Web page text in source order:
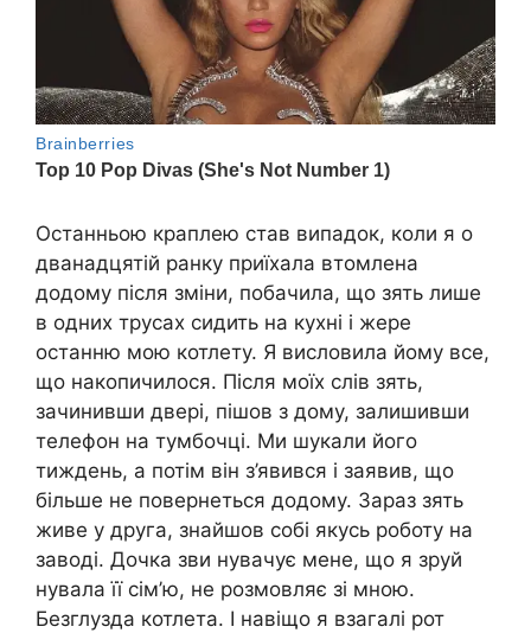
Останньою краплею став випадок, коли я о
дванадцятій ранку приїхала втомлена
додому після зміни, побачила, що зять лише
в одних трусах сидить на кухні і жере
останню мою котлету. Я висловила йому все,
що накопичилося. Після моїх слів зять,
зачинивши двері, пішов з дому, залишивши
телефон на тумбочці. Ми шукали його
тиждень, а потім він з’явився і заявив, що
більше не повернеться додому. Зараз зять
живе у друга, знайшов собі якусь роботу на
заводі. Дочка зви нувачує мене, що я зруй
нувала її сім’ю, не розмовляє зі мною.
Безглузда котлета. І навіщо я взагалі рот